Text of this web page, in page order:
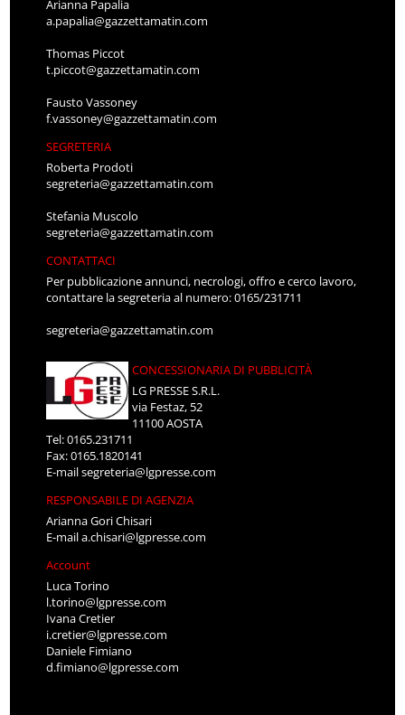
Arianna Papalia
a.papalia@gazzettamatin.com
Thomas Piccot
t.piccot@gazzettamatin.com
Fausto Vassoney
f.vassoney@gazzettamatin.com
SEGRETERIA
Roberta Prodoti
segreteria@gazzettamatin.com
Stefania Muscolo
segreteria@gazzettamatin.com
CONTATTACI
Per pubblicazione annunci, necrologi, offro e cerco lavoro,
contattare la segreteria al numero: 0165/231711
segreteria@gazzettamatin.com
CONCESSIONARIA DI PUBBLICITÀ
LG PRESSE S.R.L.
via Festaz, 52
11100 AOSTA
Tel: 0165.231711
Fax: 0165.1820141
E-mailsegreteria@lgpresse.com
RESPONSABILE DI AGENZIA
Arianna Gori Chisari
E-maila.chisari@lgpresse.com
Account
Luca Torino
l.torino@lgpresse.com
Ivana Cretier
i.cretier@lgpresse.com
Daniele Fimiano
d.fimiano@lgpresse.com